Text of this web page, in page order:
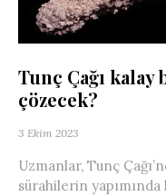
Tunç Çağı kalay
çözecek?
3 Ekim 2023
Uzmanlar, Tunç
sürahilerin